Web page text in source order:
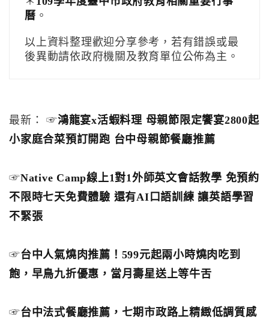
曆 。
以上資料整理歡迎分享參考，若有錯誤或最
後異動請依政府機關及教育單位公佈為主。
最新： ☞鴻龍宴x活蝦料理 母親節限定饗宴2800起
小家庭合菜預訂開跑 台中母親節餐廳推薦
☞Native Camp線上1對1外師英文會話教學 免預約
不限時七天免費體驗 還有AI口語訓練 讓英語學習
不緊張
☞台中人氣燒肉推薦！599元起兩小時燒肉吃到
飽，早鳥九折優惠，當月壽星送上等牛舌
☞台中法式餐廳推薦，七期市政路上精緻低調質感